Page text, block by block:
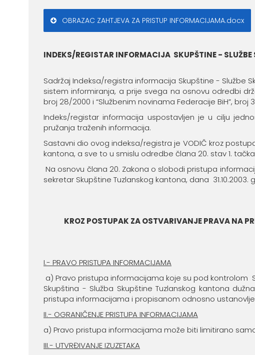
OBRAZAC ZAHTJEVA ZA PRISTUP INFORMACIJAMA.docx
INDEKS/REGISTAR INFORMACIJA SKUPŠTINE -
Sadržaj Indeksa/registra informacija Skupštine - Službe
sistem informiranja, a prije svega na osnovu odredbi
broj 28/2000 i “Službenim novinama Federacije BiH”, broj
Indeks/registar informacija uspostavljen je u cilju
pružanja traženih informacija.
Sastavni dio ovog indeksa/registra je VODIČ kroz
kantona, a sve to u smislu odredbe člana 20. stav 1.
Na osnovu člana 20. Zakona o slobodi pristupa
sekretar Skupštine Tuzlanskog kantona, dana 31.10.2003.
KROZ POSTUPAK ZA OSTVARIVANJE PRAVA NA
I.- PRAVO PRISTUPA INFORMACIJAMA
a) Pravo pristupa informacijama koje su pod kontrolom
Skupština - Služba Skupštine Tuzlanskog kantona
pristupa informacijama i propisanom odnosno
II.- OGRANIČENJE PRISTUPA INFORMACIJAMA
a) Pravo pristupa informacijama može biti limitirano
III.- UTVRĐIVANJE IZUZETAKA